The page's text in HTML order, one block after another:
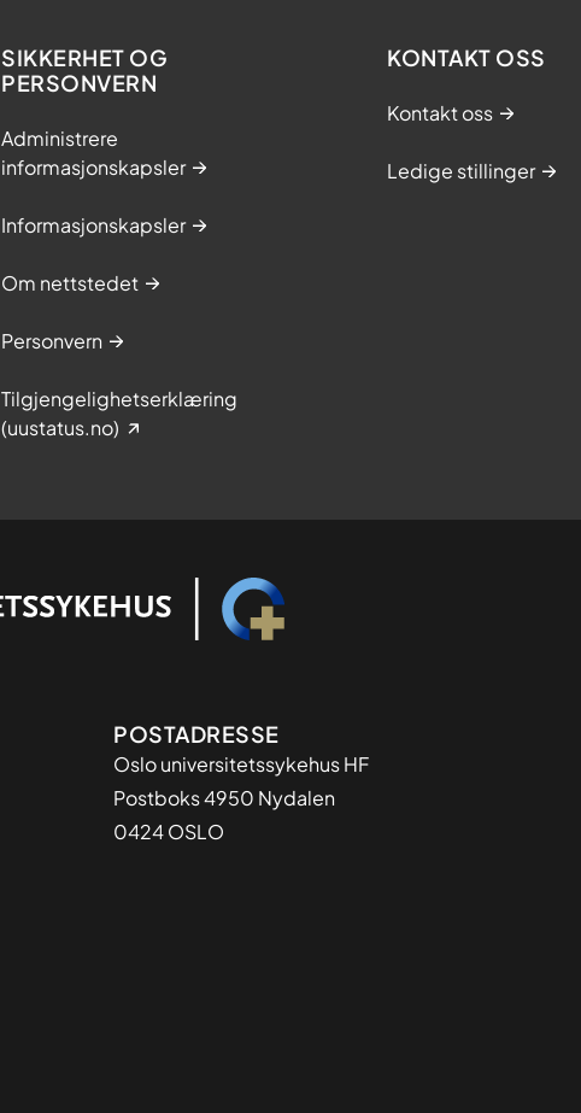
SIKKERHET OG
PERSONVERN
Administrere
informasjonskapsler
Informasjonskapsler
Om nettstedet
Personvern
Tilgjengelighetserklæring
(uustatus.no)
KONTAKT OSS
Kontakt oss
Ledige stillinger
Adresse
POSTADRESSE
Oslo universitetssykehus HF
Postboks 4950 Nydalen
0424 OSLO